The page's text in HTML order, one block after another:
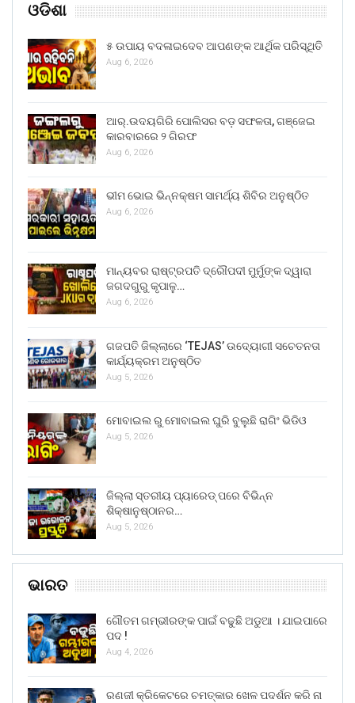
ଓଡିଶା
୫ ଉପାୟ ବଦଳାଇଦେବ ଆପଣଙ୍କ ଆର୍ଥିକ ପରିସ୍ଥିତି
Aug 6, 2026
ଆର୍.ଉଦୟଗିରି ପୋଲିସର ବଡ଼ ସଫଳତା, ଗଞ୍ଜେଇ
କାରବାରରେ ୨ ଗିରଫ
Aug 6, 2026
ଭୀମ ଭୋଇ ଭିନ୍ନକ୍ଷମ ସାମର୍ଥ୍ୟ ଶିବିର ଅନୁଷ୍ଠିତ
Aug 6, 2026
ମାନ୍ୟବର ରାଷ୍ଟ୍ରପତି ଦ୍ରୌପଦୀ ମୁର୍ମୁଙ୍କ ଦ୍ୱାରା
ଜଗଦଗୁରୁ କୃପାଳୁ…
Aug 6, 2026
ଗଜପତି ଜିଲ୍ଲାରେ ‘TEJAS’ ଉଦ୍ୟୋଗୀ ସଚେତନତା
କାର୍ଯ୍ୟକ୍ରମ ଅନୁଷ୍ଠିତ
Aug 5, 2026
ମୋବାଇଲ ରୁ ମୋବାଇଲ ଘୁରି ବୁଲୁଛି ରାଗିଂ ଭିଡିଓ
Aug 5, 2026
ଜିଲ୍ଲା ସ୍ତରୀୟ ପ୍ୟାରେଡ୍ ପରେ ବିଭିନ୍ନ
ଶିକ୍ଷାନୁଷ୍ଠାନର…
Aug 5, 2026
ଭାରତ
ଗୌତମ ଗମ୍ଭୀରଙ୍କ ପାଇଁ ବଢୁଛି ଅଡୁଆ । ଯାଇପାରେ
ପଦ !
Aug 4, 2026
ରଣଜୀ କ୍ରିକେଟରେ ଚମତ୍କାର ଖେଳ ପଦର୍ଶନ କରି ନା